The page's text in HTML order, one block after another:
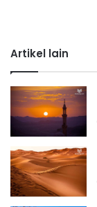
Artikel lain